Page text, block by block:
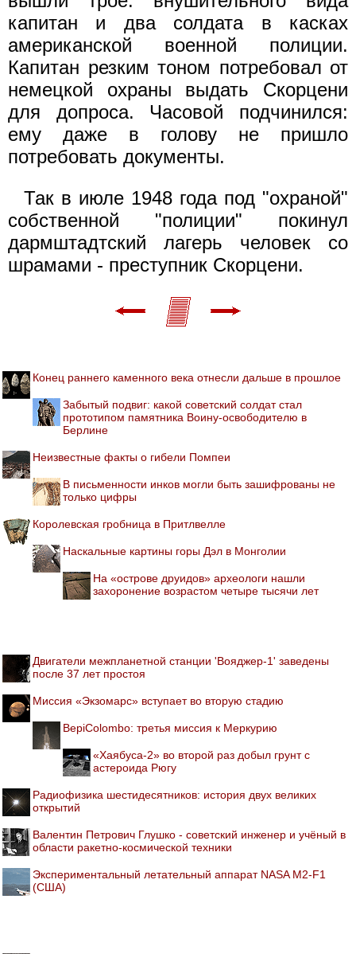
капитан и два солдата в касках
американской военной полиции.
Капитан резким тоном потребовал от
немецкой охраны выдать Скорцени
для допроса. Часовой подчинился:
ему даже в голову не пришло
потребовать документы.
Так в июле 1948 года под "охраной"
собственной "полиции" покинул
дармштадтский лагерь человек со
шрамами - преступник Скорцени.
Конец раннего каменного века отнесли дальше в прошлое
Забытый подвиг: какой советский солдат стал
прототипом памятника Воину-освободителю в
Берлине
Неизвестные факты о гибели Помпеи
В письменности инков могли быть зашифрованы не
только цифры
Королевская гробница в Притлвелле
Наскальные картины горы Дэл в Монголии
На «острове друидов» археологи нашли
захоронение возрастом четыре тысячи лет
Двигатели межпланетной станции 'Вояджер-1' заведены
после 37 лет простоя
Миссия «Экзомарс» вступает во вторую стадию
BepiColombo: третья миссия к Меркурию
«Хаябуса-2» во второй раз добыл грунт с
астероида Рюгу
Радиофизика шестидесятников: история двух великих
открытий
Валентин Петрович Глушко - советский инженер и учёный в
области ракетно-космической техники
Экспериментальный летательный аппарат NASA M2-F1
(США)